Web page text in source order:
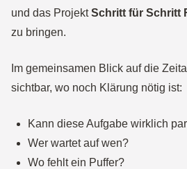
und das ProjektSchritt für Schritt
zu bringen.
Im gemeinsamen Blick auf die
sichtbar, wo noch Klärung nötig ist:
Kann diese Aufgabe wirklich
Wer wartet auf wen?
Wo fehlt ein Puffer?